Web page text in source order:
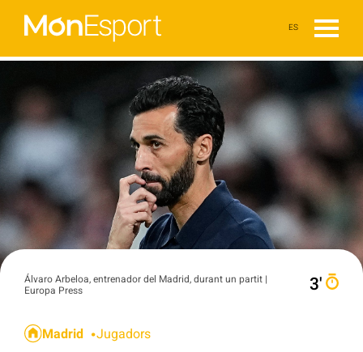
ES
Álvaro Arbeloa, entrenador del Madrid, durant un partit |
Europa Press
3′
Madrid Jugadors